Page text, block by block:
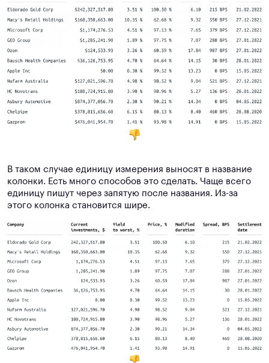
В таком случае единицу измерения выносят в название
колонки. Есть много способов это сделать. Чаще всего
единицу пишут через запятую после названия. Из-за
этого колонка становится шире.